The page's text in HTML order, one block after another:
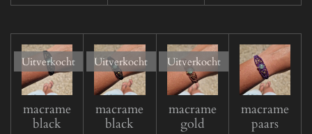
Uitverkocht
macrame
black
Uitverkocht
macrame
black
Uitverkocht
macrame
gold
macrame
paars